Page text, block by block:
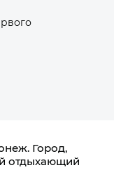
Город,
отдыхающий